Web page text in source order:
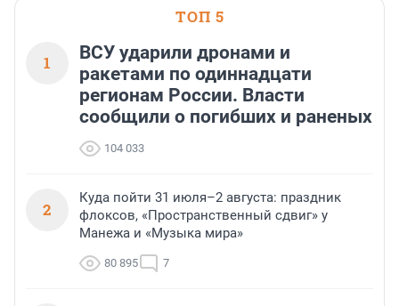
ТОП 5
1
ВСУ ударили дронами и
ракетами по одиннадцати
регионам России. Власти
сообщили о погибших и раненых
104 033
2
Куда пойти 31 июля–2 августа: праздник
флоксов, «Пространственный сдвиг» у
Манежа и «Музыка мира»
80 895 7